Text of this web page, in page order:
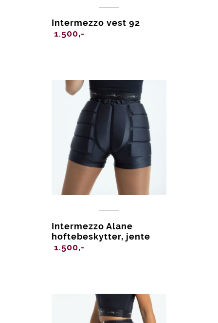
Intermezzo vest 92
1.500,-
Intermezzo Alane
hoftebeskytter, jente
1.500,-